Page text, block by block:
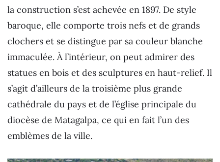
la construction s’est achevée en 1897. De style
baroque, elle comporte trois nefs et de grands
clochers et se distingue par sa couleur blanche
immaculée. À l’intérieur, on peut admirer des
statues en bois et des sculptures en haut-relief. Il
s’agit d’ailleurs de la troisième plus grande
cathédrale du pays et de l’église principale du
diocèse de Matagalpa, ce qui en fait l’un des
emblèmes de la ville.